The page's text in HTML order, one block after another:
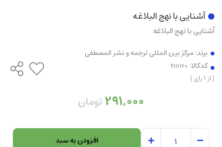
آشنایی با نهج البلاغه
آشنایی با نهج البلاغه
برند: مرکز بین المللی ترجمه و نشر المصطفی
کدکالا:
(از1رای)
291,000تومان
افزودن به سبد